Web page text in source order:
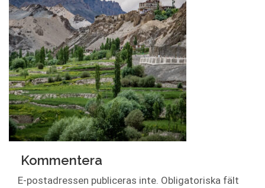
Kommentera
E-postadressen publiceras inte. Obligatoriska fält